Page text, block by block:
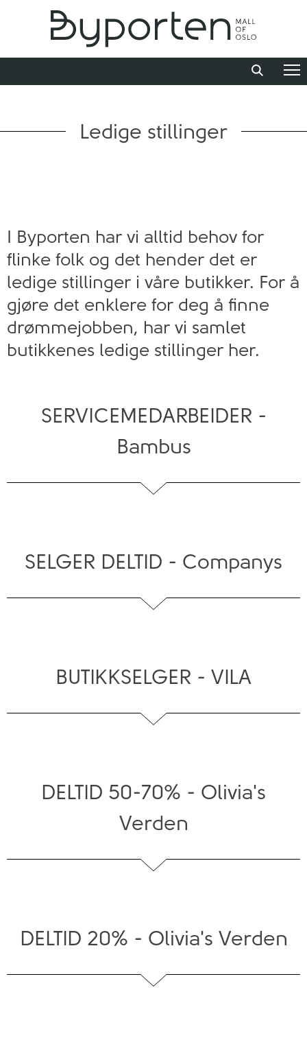
Ledige stillinger
I Byporten har vi alltid behov for
flinke folk og det hender det er
ledige stillinger i våre butikker. For å
gjøre det enklere for deg å finne
drømmejobben, har vi samlet
butikkenes ledige stillinger her.
SERVICEMEDARBEIDER -
Bambus
SELGER DELTID - Companys
BUTIKKSELGER - VILA
DELTID 50-70% - Olivia's
Verden
DELTID 20% - Olivia's Verden